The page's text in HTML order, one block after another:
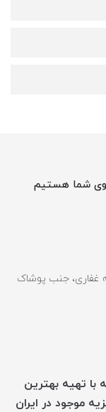
غفاری، جنب پوشاک
با تهیه بهترین
موجود در ایران